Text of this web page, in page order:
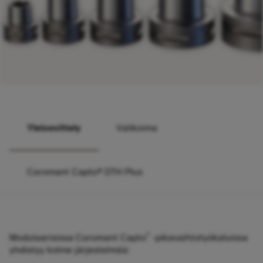
Yleisesittely Valikoima
Coromant Capto® DTH Plus
Modulaarisissa Coromant Capto
-pikavaihtotyökaluissa
yhdistyy kolme järjestelmää: